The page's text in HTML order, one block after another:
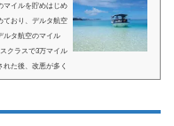
マイルを貯めはじめ
ており、デルタ航空
ルタ航空のマイル
クラスで3万マイル
た後、改悪が多く
社でも徐々に改悪さ